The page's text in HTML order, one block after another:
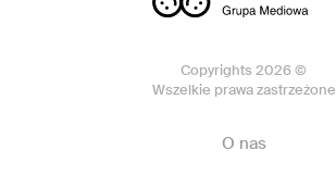
Copyrights 2026 ©
Wszelkie prawa zastrzeżone
O nas